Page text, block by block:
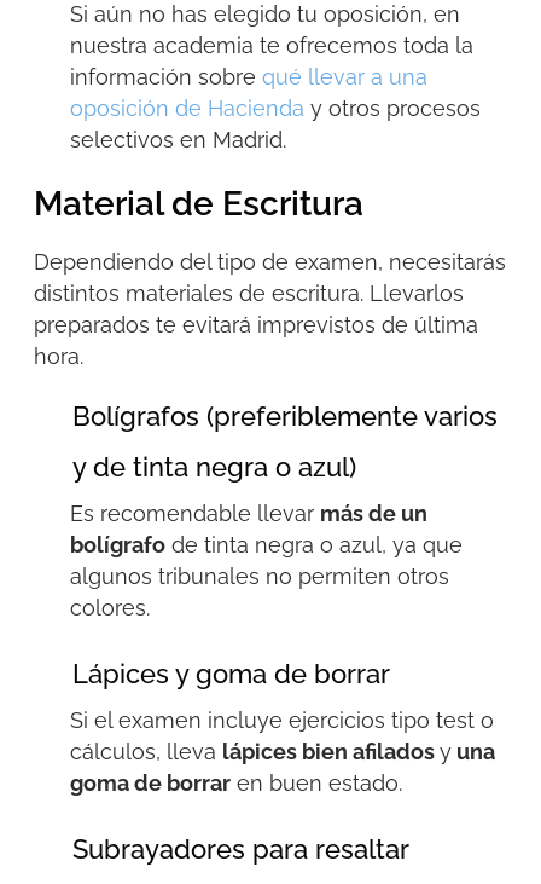
Si aún no has elegido tu oposición, en
nuestra academia te ofrecemos toda la
información sobre qué llevar a una
oposición de Hacienda y otros procesos
selectivos en Madrid.
Material de Escritura
Dependiendo del tipo de examen, necesitarás
distintos materiales de escritura. Llevarlos
preparados te evitará imprevistos de última
hora.
Bolígrafos (preferiblemente varios
y de tinta negra o azul)
Es recomendable llevar más de un
bolígrafode tinta negra o azul, ya que
algunos tribunales no permiten otros
colores.
Lápices y goma de borrar
Si el examen incluye ejercicios tipo test o
cálculos, lleva lápices bien afiladosyuna
goma de borraren buen estado.
Subrayadores para resaltar